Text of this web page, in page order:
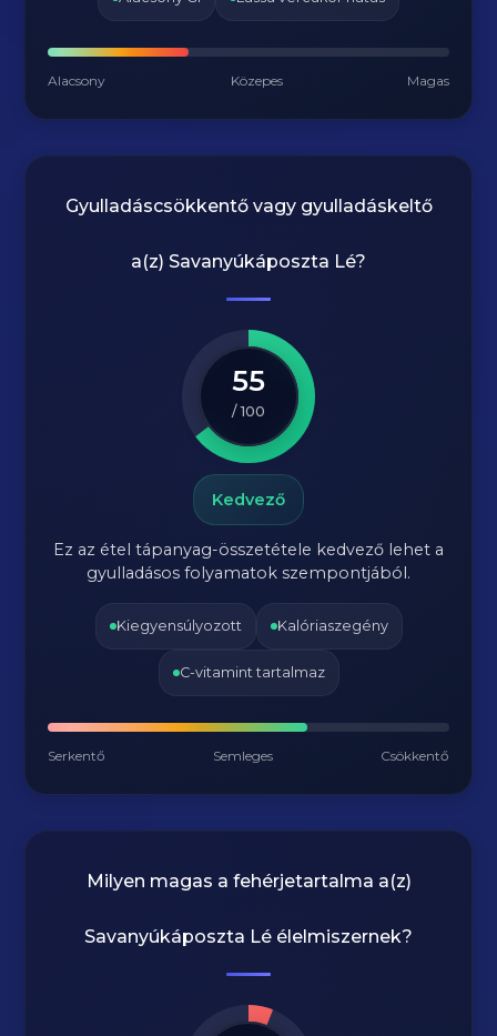
Alacsony Közepes Magas
Gyulladáscsökkentő vagy gyulladáskeltő
a(z) Savanyúkáposzta Lé?
55
/ 100
Kedvező
Ez az étel tápanyag-összetétele kedvező lehet a
gyulladásos folyamatok szempontjából.
Kiegyensúlyozott Kalóriaszegény
C-vitamint tartalmaz
Serkentő Semleges Csökkentő
Milyen magas a fehérjetartalma a(z)
Savanyúkáposzta Lé élelmiszernek?